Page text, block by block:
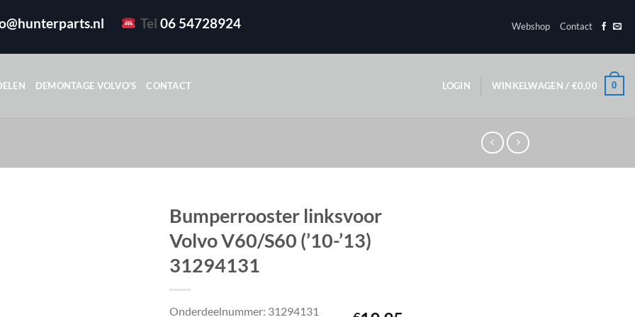
Tel 06 54728924 Webshop Contact
DEMONTAGE VOLVO’S CONTACT LOGIN WINKELWAGEN / €0,00 0
Bumperrooster linksvoor
Volvo V60/S60 (’10-’13)
31294131
Onderdeelnummer: 31294131